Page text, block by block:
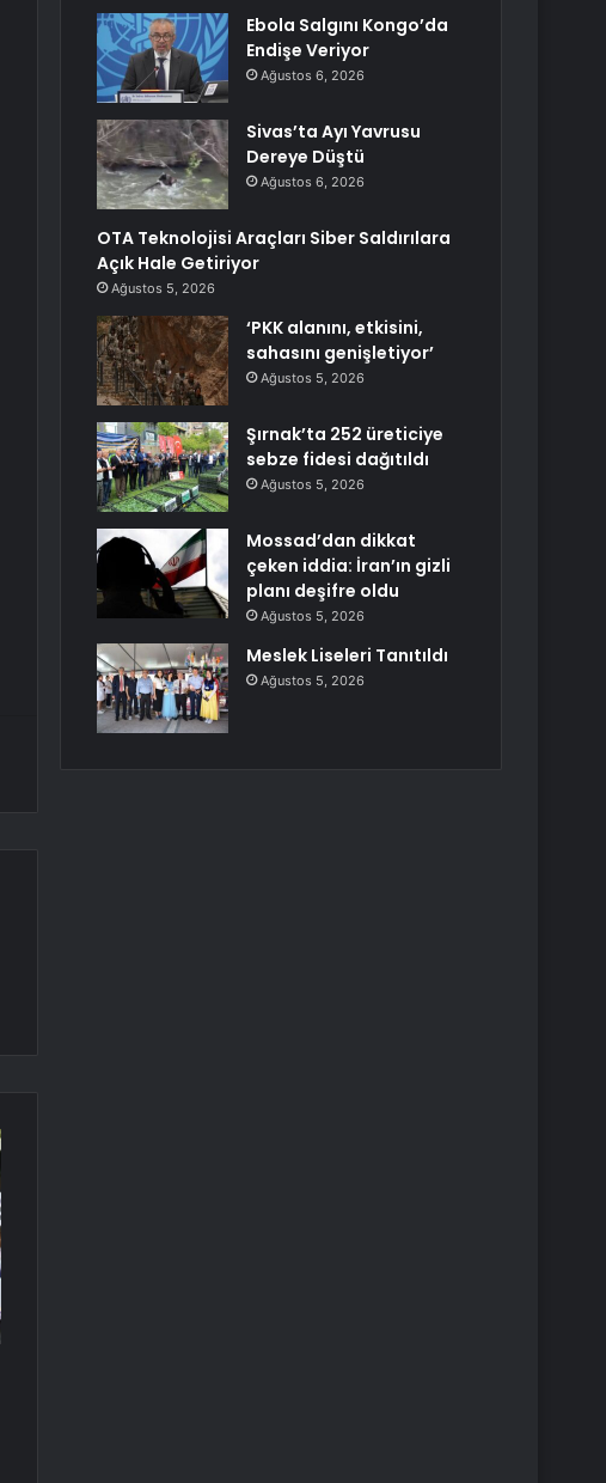
Ebola Salgını Kongo’da
Endişe Veriyor
Ağustos 6, 2026
Sivas’ta Ayı Yavrusu
Dereye Düştü
Ağustos 6, 2026
OTA Teknolojisi Araçları Siber Saldırılara
Açık Hale Getiriyor
Ağustos 5, 2026
‘PKK alanını, etkisini,
sahasını genişletiyor’
Ağustos 5, 2026
Şırnak’ta 252 üreticiye
sebze fidesi dağıtıldı
Ağustos 5, 2026
Mossad’dan dikkat
çeken iddia: İran’ın gizli
planı deşifre oldu
Ağustos 5, 2026
Meslek Liseleri Tanıtıldı
Ağustos 5, 2026